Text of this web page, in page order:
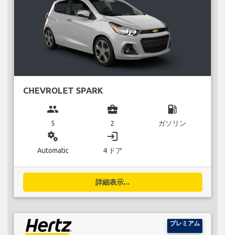
CHEVROLET SPARK
group
5
business_center
2
local_gas_station
ガソリン
miscellaneous_services
Automatic
login
4 ドア
詳細表示...
プレミアム